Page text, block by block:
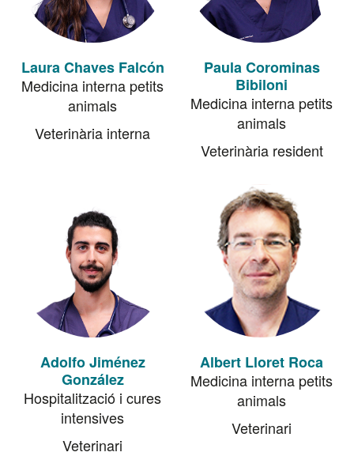
Laura Chaves Falcón
Medicina interna petits
animals
Veterinària interna
Paula Corominas
Bibiloni
Medicina interna petits
animals
Veterinària resident
Adolfo Jiménez
González
Hospitalització i cures
intensives
Veterinari
Albert Lloret Roca
Medicina interna petits
animals
Veterinari